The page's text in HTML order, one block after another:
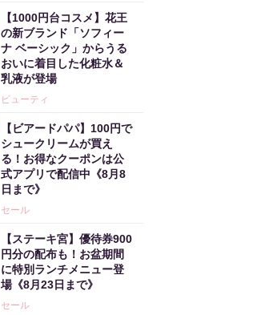
【1000円台コスメ】花王
の新ブランド「ソフィー
ナ ベーシック」からうる
おいに着目した化粧水＆
乳液が登場
ビューティ
【ビアードパパ】100円で
シュークリームが買え
る！お得なクーポンは公
式アプリで配信中《8月8
日まで》
セール
【ステーキ宮】優待券900
円分の配布も！お盆期間
に特別ランチメニュー登
場《8月23日まで》
セール